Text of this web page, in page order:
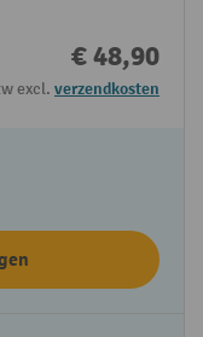
€ 48,90
excl. verzendkosten